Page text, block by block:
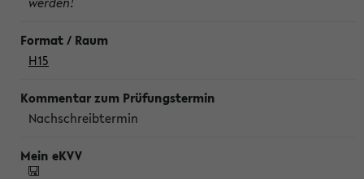
H15
Nachschreibtermin